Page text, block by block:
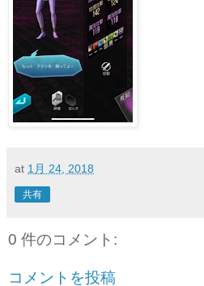
at 1月 24, 2018
共有
0 件のコメント:
コメントを投稿